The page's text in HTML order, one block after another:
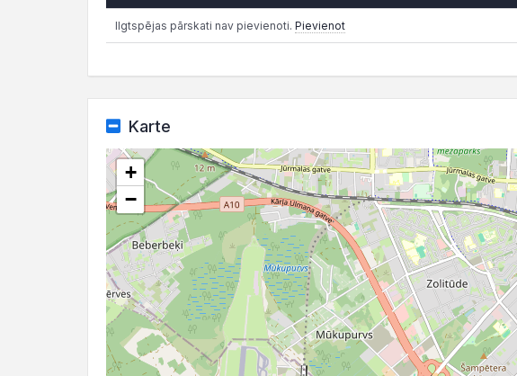
Ilgtspējas pārskati nav pievienoti. Pievienot
Karte
+
−